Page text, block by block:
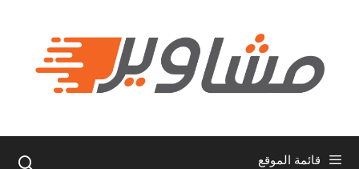
قائمة الموقع